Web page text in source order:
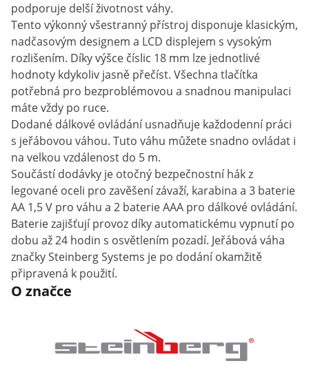
podporuje delší životnost váhy.
Tento výkonný všestranný přístroj disponuje klasickým,
nadčasovým designem a LCD displejem s vysokým
rozlišením. Díky výšce číslic 18 mm lze jednotlivé
hodnoty kdykoliv jasně přečíst. Všechna tlačítka
potřebná pro bezproblémovou a snadnou manipulaci
máte vždy po ruce.
Dodané dálkové ovládání usnadňuje každodenní práci
s jeřábovou váhou. Tuto váhu můžete snadno ovládat i
na velkou vzdálenost do 5 m.
Součástí dodávky je otočný bezpečnostní hák z
legované oceli pro zavěšení závaží, karabina a 3 baterie
AA 1,5 V pro váhu a 2 baterie AAA pro dálkové ovládání.
Baterie zajišťují provoz díky automatickému vypnutí po
dobu až 24 hodin s osvětlením pozadí. Jeřábová váha
značky Steinberg Systems je po dodání okamžitě
připravená k použití.
O značce